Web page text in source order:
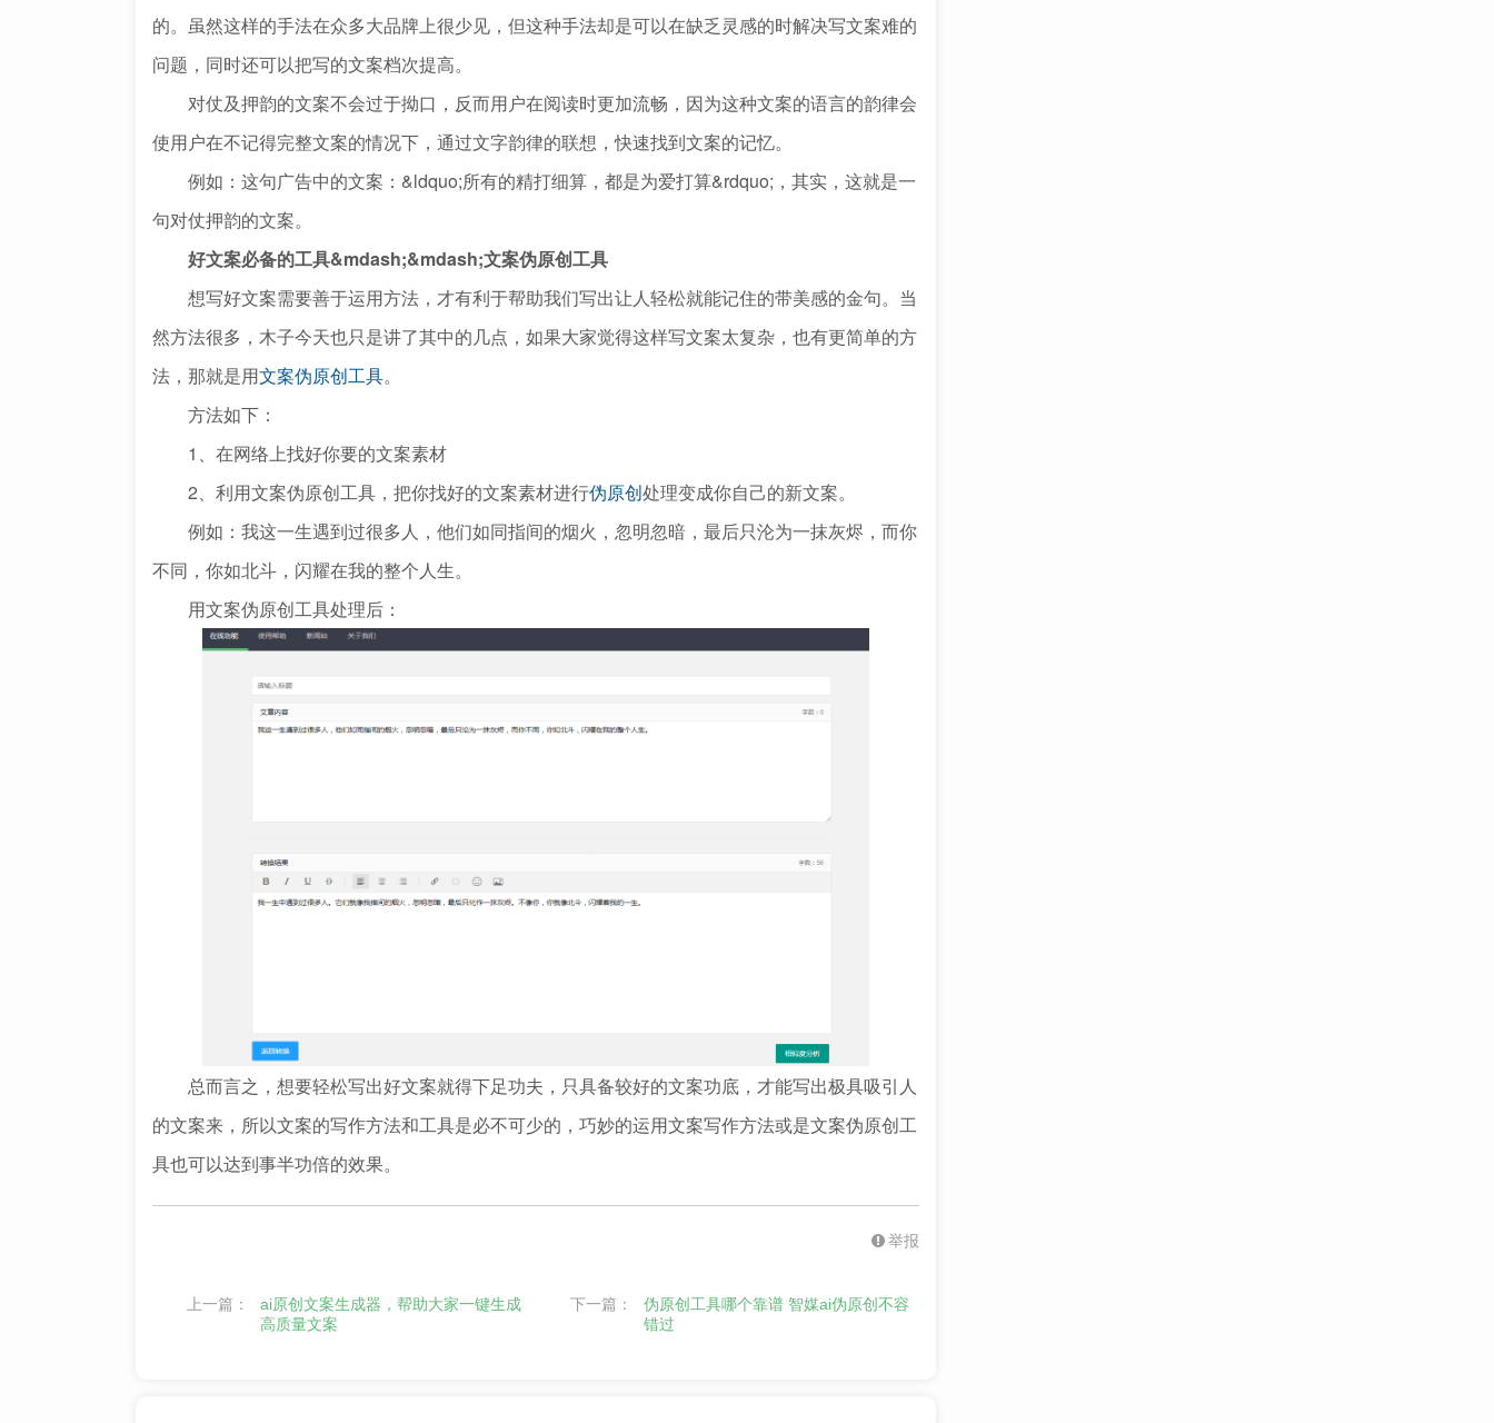
的。虽然这样的手法在众多大品牌上很少见，但这种手法却是可以在缺乏灵感的时解决写文案难的
问题，同时还可以把写的文案档次提高。
对仗及押韵的文案不会过于拗口，反而用户在阅读时更加流畅，因为这种文案的语言的韵律会
使用户在不记得完整文案的情况下，通过文字韵律的联想，快速找到文案的记忆。
例如：这句广告中的文案：&ldquo;所有的精打细算，都是为爱打算&rdquo;，其实，这就是一
句对仗押韵的文案。
好文案必备的工具&mdash;&mdash;文案伪原创工具
想写好文案需要善于运用方法，才有利于帮助我们写出让人轻松就能记住的带美感的金句。当
然方法很多，木子今天也只是讲了其中的几点，如果大家觉得这样写文案太复杂，也有更简单的方
法，那就是用文案伪原创工具。
方法如下：
1、在网络上找好你要的文案素材
2、利用文案伪原创工具，把你找好的文案素材进行伪原创处理变成你自己的新文案。
例如：我这一生遇到过很多人，他们如同指间的烟火，忽明忽暗，最后只沦为一抹灰烬，而你
不同，你如北斗，闪耀在我的整个人生。
用文案伪原创工具处理后：
总而言之，想要轻松写出好文案就得下足功夫，只具备较好的文案功底，才能写出极具吸引人
的文案来，所以文案的写作方法和工具是必不可少的，巧妙的运用文案写作方法或是文案伪原创工
具也可以达到事半功倍的效果。
举报
上一篇：
ai原创文案生成器，帮助大家一键生成
高质量文案
下一篇：
伪原创工具哪个靠谱 智媒ai伪原创不容
错过